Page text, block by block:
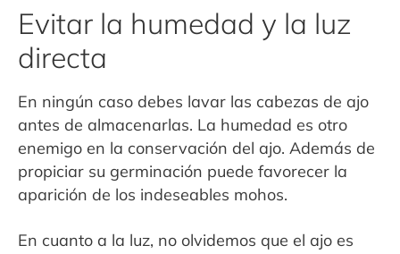
Evitar la humedad y la luz
directa
En ningún caso debes lavar las cabezas de ajo
antes de almacenarlas. La humedad es otro
enemigo en la conservación del ajo. Además de
propiciar su germinación puede favorecer la
aparición de los indeseables mohos.
En cuanto a la luz, no olvidemos que el ajo es